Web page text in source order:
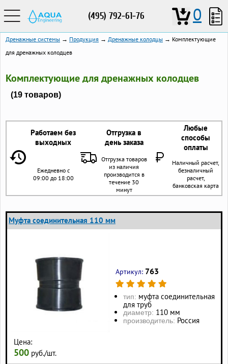
(495) 792-61-76 0
Дренажные системы → Продукция → Дренажные колодцы → Комплектующие
для дренажных колодцев
Комплектующие для дренажных колодцев
(19 товаров)
Работаем без
выходных
Отгрузка в
день заказа
Любые
способы
оплаты
Ежедневно с
09:00 до 18:00
Отгрузка товаров
из наличия
производится в
течение 30
минут
Наличный расчет,
безналичный
расчет,
банковская карта
Муфта соединительная 110 мм
Цена:
500 руб./шт.
Артикул: 763
тип: муфта соединительная
для труб
диаметр: 110 мм
производитель: Россия